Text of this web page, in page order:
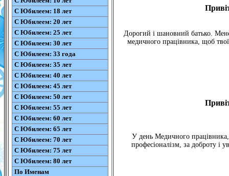
С Юбилеем: 18 лет
С Юбилеем: 20 лет
С Юбилеем: 25 лет
С Юбилеем: 30 лет
С Юбилеем: 33 года
С Юбилеем: 35 лет
С Юбилеем: 40 лет
С Юбилеем: 45 лет
С Юбилеем: 50 лет
С Юбилеем: 55 лет
С Юбилеем: 60 лет
С Юбилеем: 65 лет
С Юбилеем: 70 лет
С Юбилеем: 75 лет
С Юбилеем: 80 лет
По Именам
Дорогий і шановний батько.
медичного працівника, щоб
У день Медичного
професіоналізм, за доброту і